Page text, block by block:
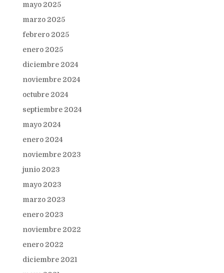
mayo 2025
marzo 2025
febrero 2025
enero 2025
diciembre 2024
noviembre 2024
octubre 2024
septiembre 2024
mayo 2024
enero 2024
noviembre 2023
junio 2023
mayo 2023
marzo 2023
enero 2023
noviembre 2022
enero 2022
diciembre 2021